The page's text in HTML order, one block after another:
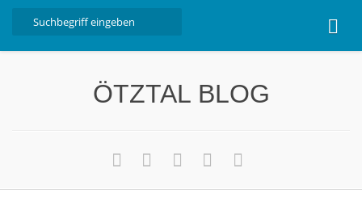
Nützliche Informationen
ÖTZTAL BLOG